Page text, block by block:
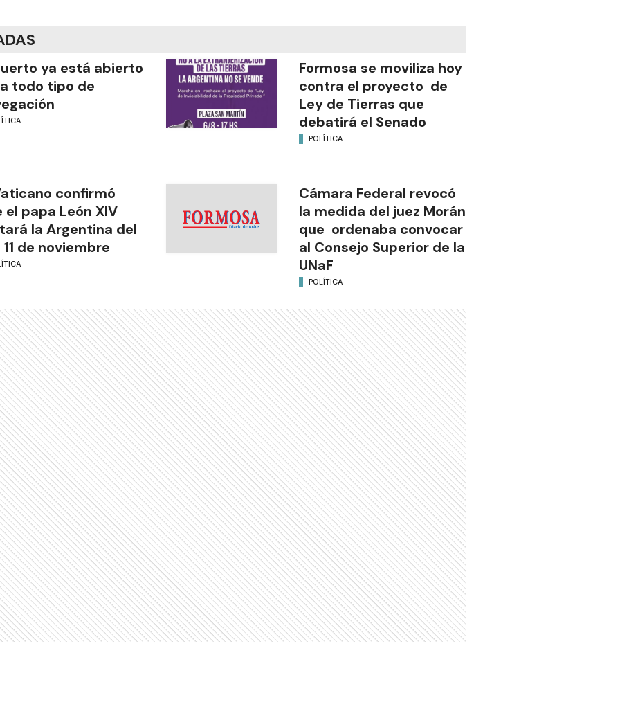
ya está abierto
todo tipo de
Formosa se moviliza hoy
contra el proyecto de
Ley de Tierras que
debatirá el Senado
POLÍTICA
confirmó
el papa León XIV
la Argentina del
11 de noviembre
Cámara Federal revocó
la medida del juez Morán
que ordenaba convocar
al Consejo Superior de la
UNaF
POLÍTICA